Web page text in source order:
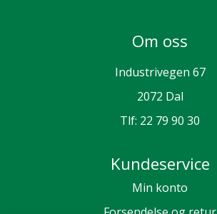
Om oss
Industrivegen 67
2072 Dal
Tlf: 22 79 90 30
Kundeservice
Min konto